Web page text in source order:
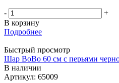
-
+
В корзину
Подробнее
Быстрый просмотр
Шар BoBo 60 см с перьями
В наличии
Артикул: 65009